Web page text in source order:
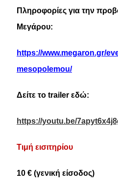
Πληροφορίες για την
Μεγάρου:
https://www.megaron.gr/
mesopolemou/
Δείτε το trailerεδώ:
https://youtu.be/
Τιμή εισιτηρίου
10 € (γενική είσοδος)